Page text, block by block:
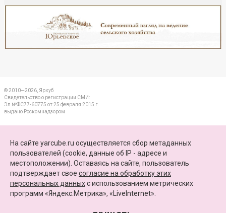
© 2010—2026, Яркуб
Свидетельство о регистрации СМИ:
Эл №ФС77-60775 от 25 февраля 2015 г.
выдано Роскомнадзором
ПАРТНЕРЫ
КАРТА САЙТА
+7 (4852) 64-15-52
На сайте yarcube.ru осуществляется сбор метаданных
пользователей (cookie, данные об IP - адресе и
местоположении). Оставаясь на сайте, пользователь
подтверждает свое согласие на обработку этих
персональных данныхc использованием метрических
программ «Яндекс.Метрика», «LiveInternet».